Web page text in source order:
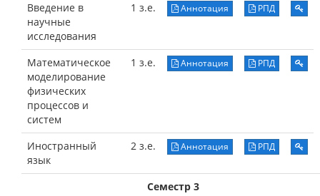
Введение в
научные
исследования
1 з.е. Аннотация РПД
Математическое
моделирование
физических
процессов и
систем
1 з.е. Аннотация РПД
Иностранный
язык
2 з.е. Аннотация РПД
Семестр 3